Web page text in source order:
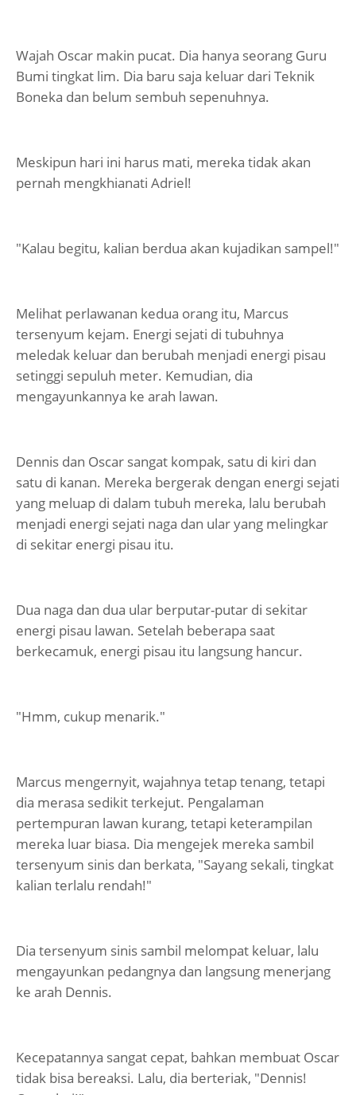
Wajah Oscar makin pucat. Dia hanya seorang Guru
Bumi tingkat lim. Dia baru saja keluar dari Teknik
Boneka dan belum sembuh sepenuhnya.
Meskipun hari ini harus mati, mereka tidak akan
pernah mengkhianati Adriel!
"Kalau begitu, kalian berdua akan kujadikan sampel!"
Melihat perlawanan kedua orang itu, Marcus
tersenyum kejam. Energi sejati di tubuhnya
meledak keluar dan berubah menjadi energi pisau
setinggi sepuluh meter. Kemudian, dia
mengayunkannya ke arah lawan.
Dennis dan Oscar sangat kompak, satu di kiri dan
satu di kanan. Mereka bergerak dengan energi sejati
yang meluap di dalam tubuh mereka, lalu berubah
menjadi energi sejati naga dan ular yang melingkar
di sekitar energi pisau itu.
Dua naga dan dua ular berputar-putar di sekitar
energi pisau lawan. Setelah beberapa saat
berkecamuk, energi pisau itu langsung hancur.
"Hmm, cukup menarik."
Marcus mengernyit, wajahnya tetap tenang, tetapi
dia merasa sedikit terkejut. Pengalaman
pertempuran lawan kurang, tetapi keterampilan
mereka luar biasa. Dia mengejek mereka sambil
tersenyum sinis dan berkata, "Sayang sekali, tingkat
kalian terlalu rendah!"
Dia tersenyum sinis sambil melompat keluar, lalu
mengayunkan pedangnya dan langsung menerjang
ke arah Dennis.
Kecepatannya sangat cepat, bahkan membuat Oscar
tidak bisa bereaksi. Lalu, dia berteriak, "Dennis!